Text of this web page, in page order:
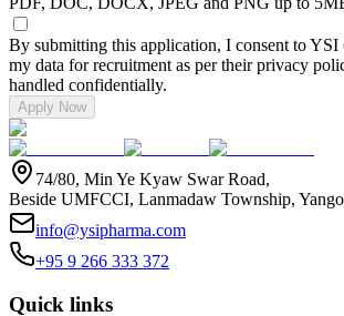
By submitting this application, I consent to YSI
my data for recruitment as per their privacy
handled confidentially.
Apply Now
74/80, Min Ye Kyaw Swar Road,
Beside UMFCCI, Lanmadaw Township,
info@ysipharma.com
+95 9 266 333 372
Quick links